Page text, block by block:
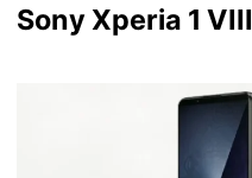
Sony Xperia 1 VIII